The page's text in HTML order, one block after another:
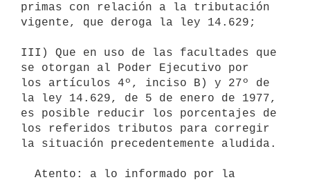
primas con relación a la tributación
vigente, que deroga la ley 14.629;
III) Que en uso de las facultades que
se otorgan al Poder Ejecutivo por
los artículos 4º, inciso B) y 27º de
la ley 14.629, de 5 de enero de 1977,
es posible reducir los porcentajes de
los referidos tributos para corregir
la situación precedentemente aludida.